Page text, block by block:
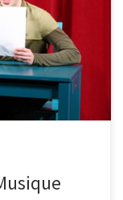
de Waimes et
concert, contes),
d’emmener